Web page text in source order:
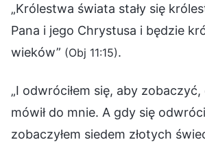
„Królestwa świata stały się
Pana i jego Chrystusa i będzie
wieków” (Obj 11:15).
„I odwróciłem się, aby zobaczyć,
mówił do mnie. A gdy się
zobaczyłem siedem złotych